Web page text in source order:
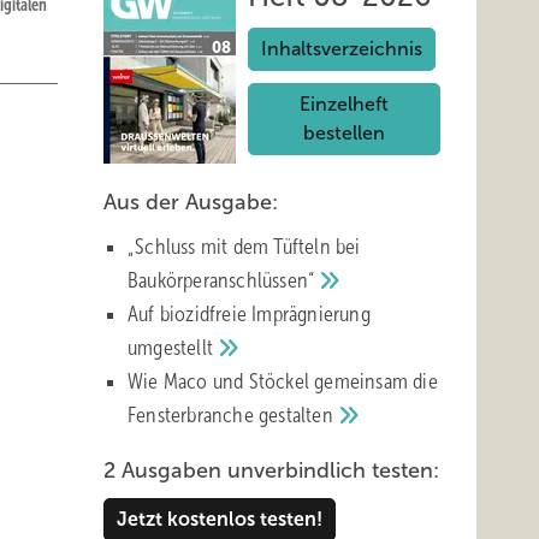
Inhaltsverzeichnis
Einzelheft
bestellen
Aus der Ausgabe:
„Schluss mit d em Tüfteln bei
Baukörperanschlüssen“
Auf biozidfreie Imprägnierung
umgestellt
Wie Maco und Stöckel gemeinsam die
Fensterbranche gestalten
2 Ausgaben unverbindlich testen:
Jetzt kostenlos testen!